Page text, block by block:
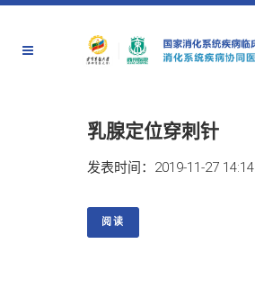
乳腺定位穿刺针
发表时间：2019-11-27 14:14
阅读